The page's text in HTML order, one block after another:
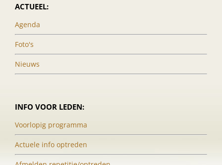
ACTUEEL:
Agenda
Foto's
Nieuws
INFO VOOR LEDEN:
Voorlopig programma
Actuele info optreden